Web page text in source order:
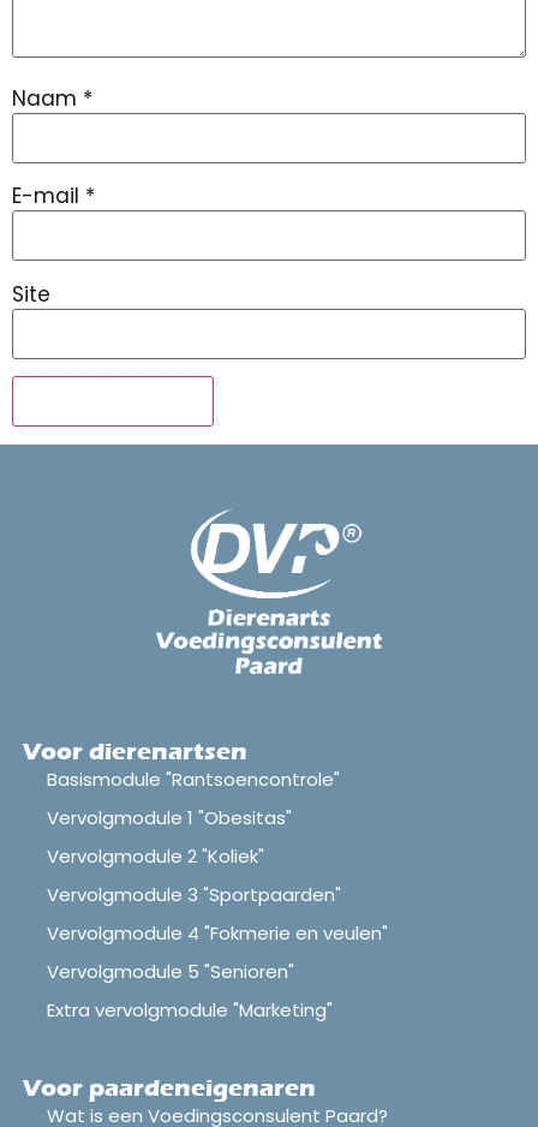
Naam *
E-mail *
Site
Voor dierenartsen
Basismodule "Rantsoencontrole"
Vervolgmodule 1 "Obesitas"
Vervolgmodule 2 "Koliek"
Vervolgmodule 3 "Sportpaarden"
Vervolgmodule 4 "Fokmerie en veulen"
Vervolgmodule 5 "Senioren"
Extra vervolgmodule "Marketing"
Voor paardeneigenaren
Wat is een Voedingsconsulent Paard?